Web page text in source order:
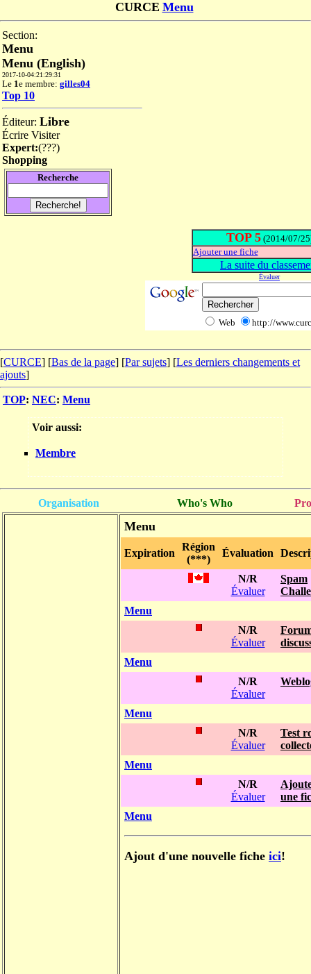
CURCE Menu
Section:
Menu
Menu (English)
2017-10-04:21:29:31
Le 1e membre: gilles04
Top 10
Éditeur: Libre
Écrire Visiter
Expert:(???)
Shopping
Recherche
TOP 5(2014/07/
Ajouter une fiche
La suite du
Évaluer
Web http://
[CURCE] [Bas de la page] [Par sujets] [Les derniers changements et
ajouts]
TOP: NEC: Menu
Voir aussi:
Membre
Organisation Who's Who
Menu
Expiration
Région
(***)
Évaluation
N/R
Évaluer
Spam
Menu
N/R
Évaluer
Menu
N/R
Évaluer
Menu
N/R
Évaluer
Test
Menu
N/R
Évaluer
une
Menu
Ajout d'une nouvelle fiche ici!